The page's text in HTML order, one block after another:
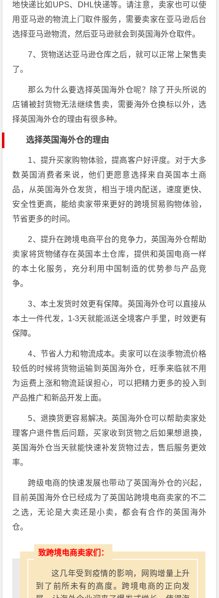
地快递比如UPS、DHL快递等。请注意，卖家也可以使
用亚马逊的物流上门取件服务，需要卖家在亚马逊后台
选择亚马逊物流，然后亚马逊就会到英国海外仓取件。
7、货物送达亚马逊仓库之后，就可以正常上架售卖
了。
那么为什么要选择英国海外仓呢？除了开头所说的
店铺被封货物无法继续售卖，需要海外仓换标以外，选
择英国海外仓的理由有很多种。
选择英国海外仓的理由
1、提升买家购物体验，提高客户好评度。对于大多
数英国消费者来说，他们更愿意选择来自英国本土商
品，从英国海外仓发货，相当于境内配送，速度更快、
安全性更高，能给卖家带来更好的跨境贸易购物体验，
节省更多的时间。
2、提升在跨境电商平台的竞争力，英国海外仓帮助
卖家将货物储存在英国本土仓库，提供和英国电商一样
的本土化服务，充分利用中国制造的优势参与产品竞
争。
3、本土发货时效更有保障。英国海外仓可以直接从
本土一件代发，1-3天就能派送全境客户手里，时效更有
保障。
4、节省人力和物流成本。卖家可以在淡季物流价格
较低的时候将货物运输到英国海外仓，旺季来临就不用
为运费上涨和物流延误担心，可以把精力更多的投入到
产品推广和新品开发上面。
5、退换货更容易解决。英国海外仓可以帮助卖家处
理客户退件售后问题，买家收到货物之后如果想退换，
英国海外仓当天就能快速补发货物过去，售后服务更效
率。
跨级电商的快速发展也带动了英国海外仓的兴起，
目前英国海外仓已经成为了英国站跨境电商卖家的不二
之选，无论是大卖还是小卖，都会有合作的英国海外
仓。
致跨境电商卖家们：
这几年受到疫情的影响，网购增量上升
到了前所未有的高度。跨境电商的正向发